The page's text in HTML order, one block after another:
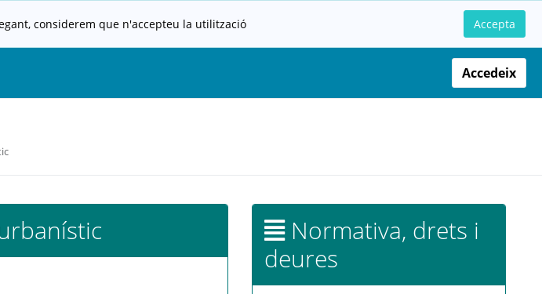
considerem que n'accepteu la utilització Accepta
Accedeix
Normativa, drets i
deures